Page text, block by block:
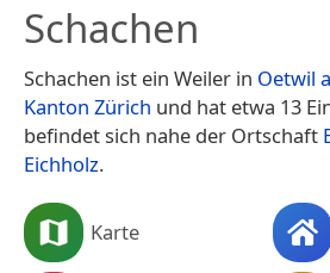
Schachen
Schachen ist ein Weiler in Oetwil
Kanton Zürich und hat etwa 13
befindet sich nahe der Ortschaft
Eichholz.
Karte